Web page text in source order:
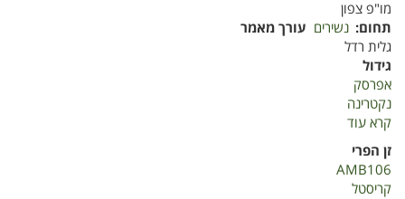
מו"פ צפון
תחום נשירים עורך מאמר
גלית רדל
גידול
אפרסק
נקטרינה
קרא עוד
זני
אפרסק
זן הפרי
AMB106
קריסטל